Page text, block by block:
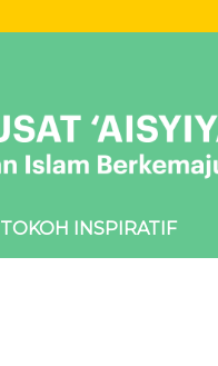
TOKOH INSPIRATIF